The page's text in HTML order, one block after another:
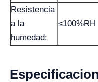
Resistencia
a la
humedad:
≤100%RH